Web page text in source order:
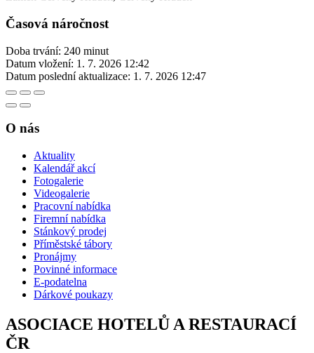
Časová náročnost
Doba trvání: 240 minut
Datum vložení: 1. 7. 2026 12:42
Datum poslední aktualizace: 1. 7. 2026 12:47
O nás
Aktuality
Kalendář akcí
Fotogalerie
Videogalerie
Pracovní nabídka
Firemní nabídka
Stánkový prodej
Příměstské tábory
Pronájmy
Povinné informace
E-podatelna
Dárkové poukazy
ASOCIACE HOTELŮ A RESTAURACÍ
ČR